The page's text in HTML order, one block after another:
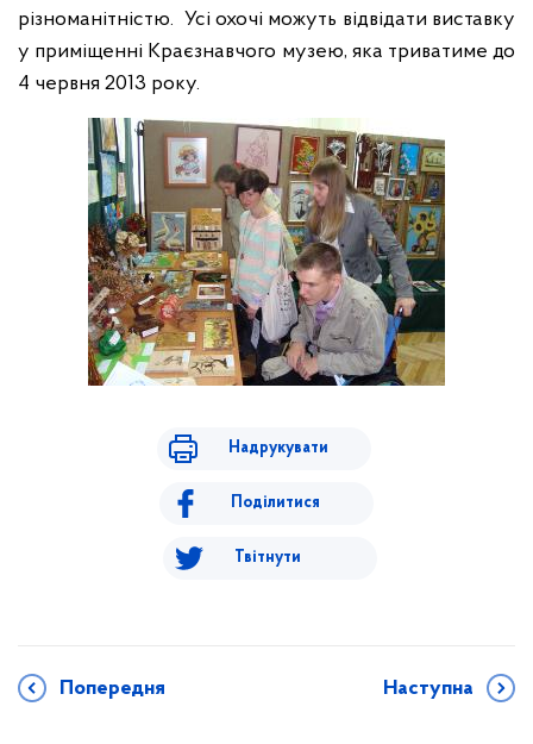
різноманітністю. Усі охочі можуть відвідати виставку
у приміщенні Краєзнавчого музею, яка триватиме до
4 червня 2013 року.
Надрукувати
Поділитися
Твітнути
Попередня Наступна